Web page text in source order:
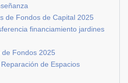
de Fondos de Capital 2025
financiamiento jardines
Fondos 2025
de Espacios